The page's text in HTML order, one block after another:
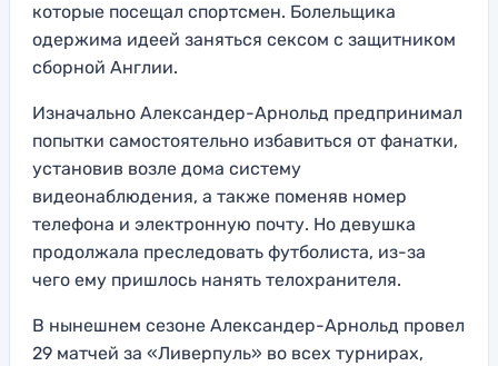
которые посещал спортсмен. Болельщика
одержима идеей заняться сексом с защитником
сборной Англии.
Изначально Александер-Арнольд предпринимал
попытки самостоятельно избавиться от фанатки,
установив возле дома систему
видеонаблюдения, а также поменяв номер
телефона и электронную почту. Но девушка
продолжала преследовать футболиста, из-за
чего ему пришлось нанять телохранителя.
В нынешнем сезоне Александер-Арнольд провел
29 матчей за «Ливерпуль» во всех турнирах,